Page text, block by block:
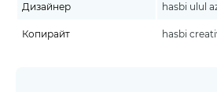
Дизайнер hasbi ulul
Копирайт hasbi